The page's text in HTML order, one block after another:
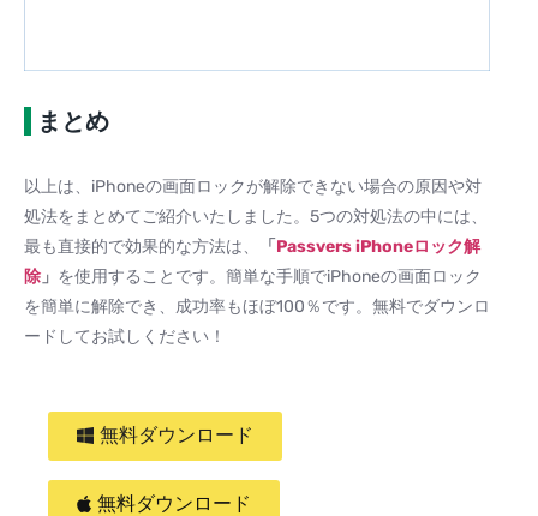
まとめ
以上は、iPhoneの画面ロックが解除できない場合の原因や対
処法をまとめてご紹介いたしました。5つの対処法の中には、
最も直接的で効果的な方法は、
「 Passvers iPhoneロック解
除 」 を使用することです。簡単な手順でiPhoneの画面ロック
を簡単に解除でき、成功率もほぼ100％です。無料でダウンロ
ードしてお試しください！
無料ダウンロード
無料ダウンロード